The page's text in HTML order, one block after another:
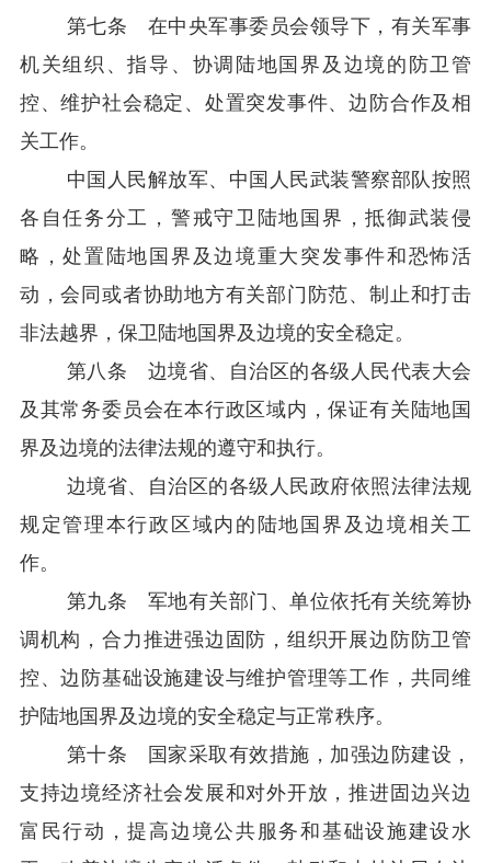
第七条 在中央军事委员会领导下，有关军事
机关组织、指导、协调陆地国界及边境的防卫管
控、维护社会稳定、处置突发事件、边防合作及相
关工作。
中国人民解放军、中国人民武装警察部队按照
各自任务分工，警戒守卫陆地国界，抵御武装侵
略，处置陆地国界及边境重大突发事件和恐怖活
动，会同或者协助地方有关部门防范、制止和打击
非法越界，保卫陆地国界及边境的安全稳定。
第八条 边境省、自治区的各级人民代表大会
及其常务委员会在本行政区域内，保证有关陆地国
界及边境的法律法规的遵守和执行。
边境省、自治区的各级人民政府依照法律法规
规定管理本行政区域内的陆地国界及边境相关工
作。
第九条 军地有关部门、单位依托有关统筹协
调机构，合力推进强边固防，组织开展边防防卫管
控、边防基础设施建设与维护管理等工作，共同维
护陆地国界及边境的安全稳定与正常秩序。
第十条
国家采取有效措施，加强边防建设，
支持边境经济社会发展和对外开放，推进固边兴边
富民行动，提高边境公共服务和基础设施建设水